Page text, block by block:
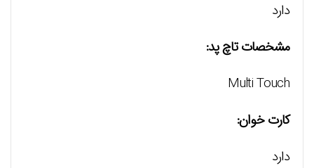
دارد
مشخصات تاچ پد:
Multi Touch
کارت خوان:
دارد